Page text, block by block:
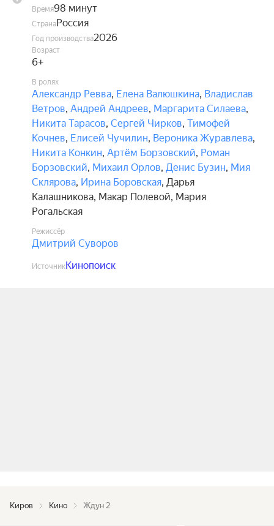
Время98 минут
СтранаРоссия
Год производства2026
Возраст
6+
В ролях
Александр Ревва, Елена Валюшкина, Владислав
Ветров, Андрей Андреев, Маргарита Силаева,
Никита Тарасов, Сергей Чирков, Тимофей
Кочнев, Елисей Чучилин, Вероника Журавлева,
Никита Конкин, Артём Борзовский, Роман
Борзовский, Михаил Орлов, Денис Бузин, Мия
Склярова, Ирина Боровская, Дарья
Калашникова, Макар Полевой, Мария
Рогальская
Режиссёр
Дмитрий Суворов
ИсточникКинопоиск
Киров Кино Ждун 2